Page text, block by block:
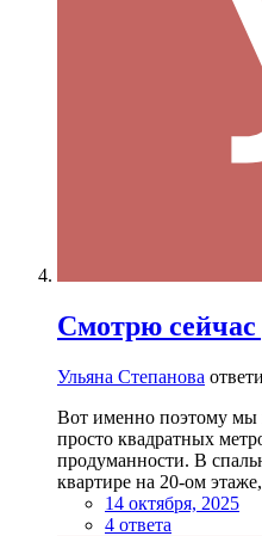
Смотрю
Ульяна Степанова
Вот именно поэтому мы
просто квадратных
продуманности. В
квартире на 20-ом
14 октября, 2025
4 ответа